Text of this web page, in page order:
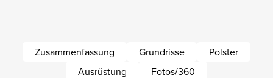
Zusammenfassung Grundrisse
Polster
Ausrüstung
Fotos/360